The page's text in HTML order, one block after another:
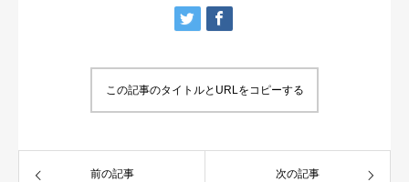
この記事のタイトルとURLをコピーする
前の記事 次の記事